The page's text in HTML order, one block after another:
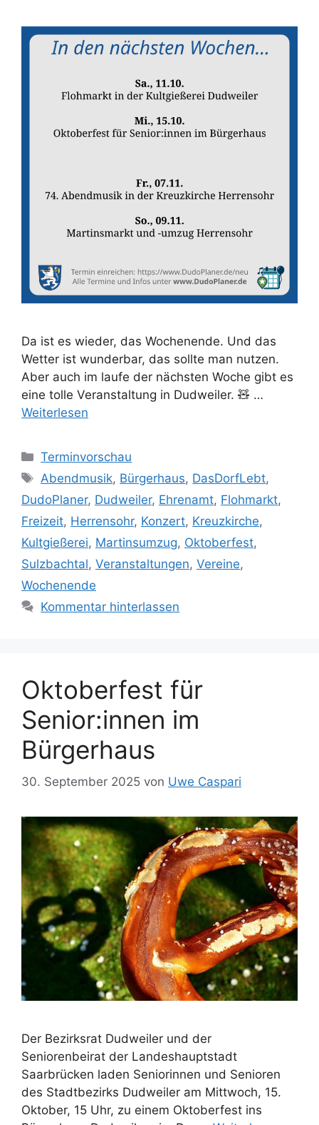
Da ist es wieder, das Wochenende. Und das
Wetter ist wunderbar, das sollte man nutzen.
Aber auch im laufe der nächsten Woche gibt es
eine tolle Veranstaltung in Dudweiler. 🧸 …
Weiterlesen
Kategorien
Terminvorschau
Schlagwörter
Abendmusik, Bürgerhaus, DasDorfLebt,
DudoPlaner, Dudweiler, Ehrenamt, Flohmarkt,
Freizeit, Herrensohr, Konzert, Kreuzkirche,
Kultgießerei, Martinsumzug, Oktoberfest,
Sulzbachtal, Veranstaltungen, Vereine,
Wochenende
Kommentar hinterlassen
Oktoberfest für
Senior:innen im
Bürgerhaus
30. September 2025 von Uwe Caspari
Der Bezirksrat Dudweiler und der
Seniorenbeirat der Landeshauptstadt
Saarbrücken laden Seniorinnen und Senioren
des Stadtbezirks Dudweiler am Mittwoch, 15.
Oktober, 15 Uhr, zu einem Oktoberfest ins